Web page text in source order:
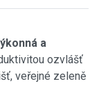
a
ozvlášť
veřejné zeleně